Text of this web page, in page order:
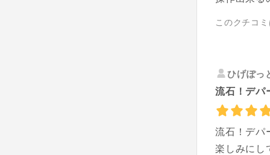
このクチコ
ひげぽっ
流石！デパ
流石！デパ
楽しみにし